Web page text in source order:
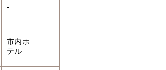
-
市内ホ
テル